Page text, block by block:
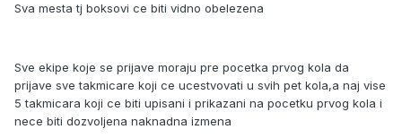
Sva mesta tj boksovi ce biti vidno obelezena
Sve ekipe koje se prijave moraju pre pocetka prvog kola da
prijave sve takmicare koji ce ucestvovati u svih pet kola,a naj vise
5 takmicara koji ce biti upisani i prikazani na pocetku prvog kola i
nece biti dozvoljena naknadna izmena